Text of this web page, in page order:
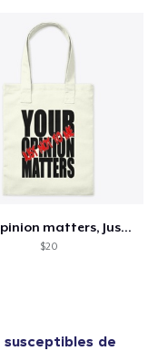
Your opinion matters, Just not to me!
$20
susceptibles de